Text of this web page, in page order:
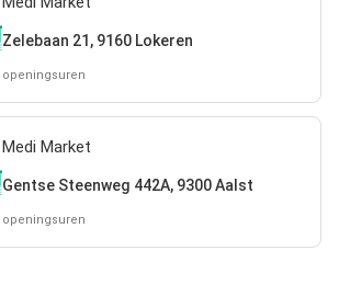
Zelebaan 21, 9160 Lokeren
openingsuren
Medi Market
Gentse Steenweg 442A, 9300 Aalst
openingsuren